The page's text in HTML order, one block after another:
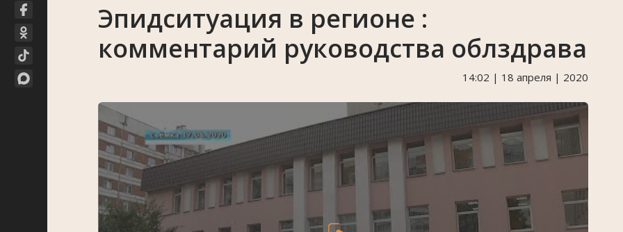
Эпидситуация в регионе :
комментарий руководства облздрава
14:02 | 18 апреля | 2020